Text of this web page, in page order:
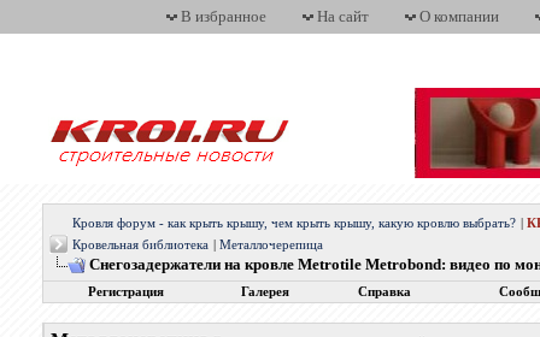
В избранное На сайт О компании
Кровля форум - как крыть крышу, чем крыть крышу, какую кровлю выбрать?
Кровельная библиотека
Металлочерепица
Снегозадержатели на кровле Metrotile Metrobond: видео по
Регистрация Галерея Справка